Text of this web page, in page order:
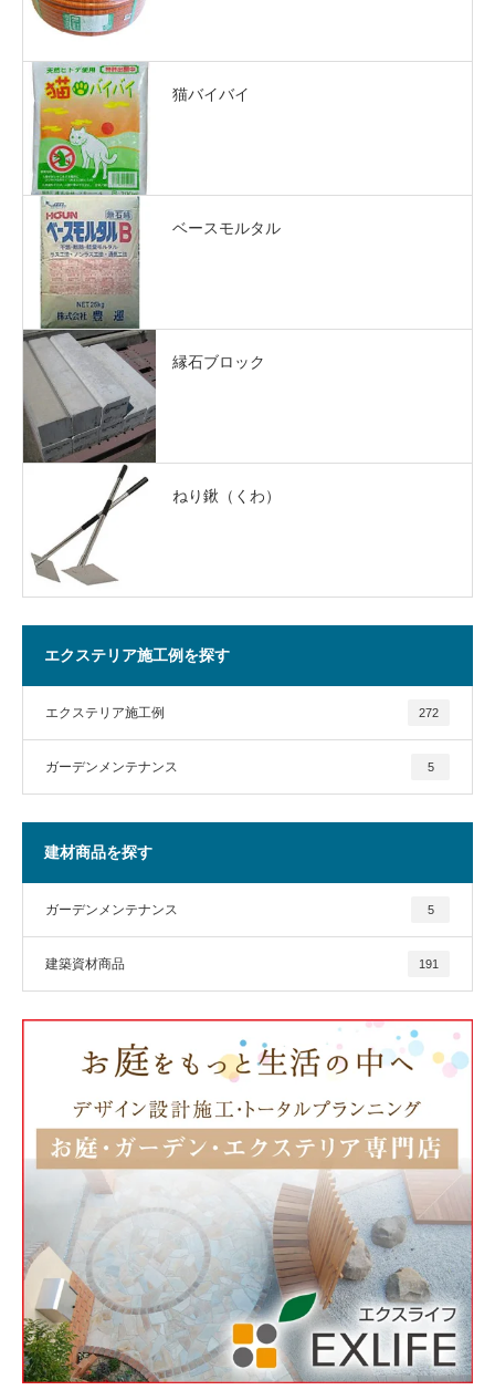
猫バイバイ
ベースモルタル
縁石ブロック
ねり鍬（くわ）
エクステリア施工例を探す
エクステリア施工例 272
ガーデンメンテナンス 5
建材商品を探す
ガーデンメンテナンス 5
建築資材商品 191